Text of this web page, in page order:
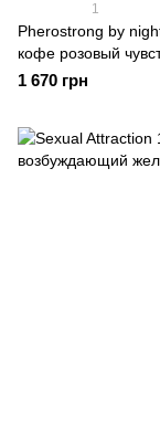
1
Pherostrong by
кофе розовый
1 670 грн